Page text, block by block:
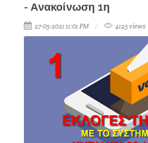
- Ανακοίνωση 1η
27-05-2021 11:01 PM 4125 views